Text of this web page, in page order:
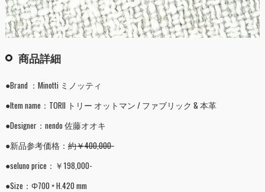
商品詳細
●Brand ：Minotti ミノッティ
●Item name：TORII トリー オットマン / ファブリック & 本革
●Designer：nendo 佐藤オオキ
●新品参考価格： 約￥400,000-
●seluno price：￥198,000-
●Size：Φ700 × H.420 mm